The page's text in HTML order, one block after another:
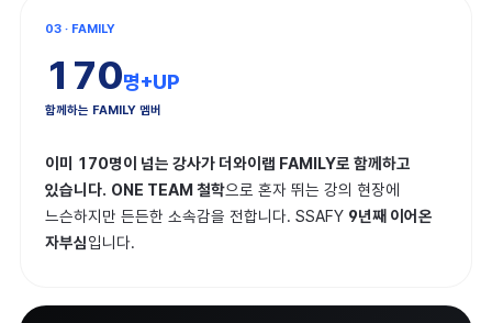
03 · FAMILY
170명+UP
함께하는 FAMILY 멤버
이미 170명이 넘는 강사가 더와이랩 FAMILY로 함께하고
있습니다. ONE TEAM 철학으로 혼자 뛰는 강의 현장에
느슨하지만 든든한 소속감을 전합니다. SSAFY 9년째 이어온
자부심입니다.